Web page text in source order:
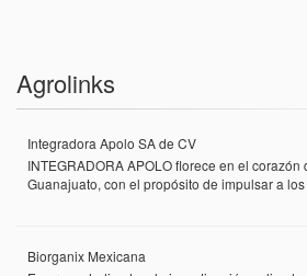
Agrolinks
Integradora Apolo SA de CV
INTEGRADORA APOLO florece en el corazón
Guanajuato, con el propósito de impulsar a
Biorganix Mexicana